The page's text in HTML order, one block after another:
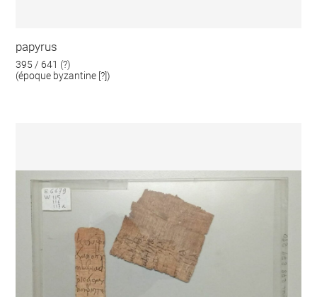
papyrus
395 / 641 (?)
(époque byzantine [?])